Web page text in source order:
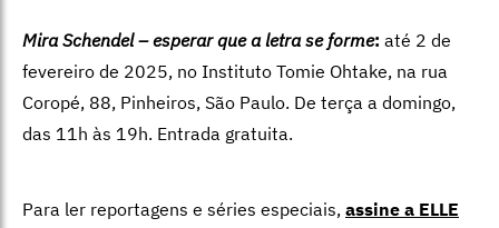
Mira Schendel – esperar que a letra se forme: até 2 de
fevereiro de 2025, no Instituto Tomie Ohtake, na rua
Coropé, 88, Pinheiros, São Paulo. De terça a domingo,
das 11h às 19h. Entrada gratuita.
Para ler reportagens e séries especiais, assine a ELLE